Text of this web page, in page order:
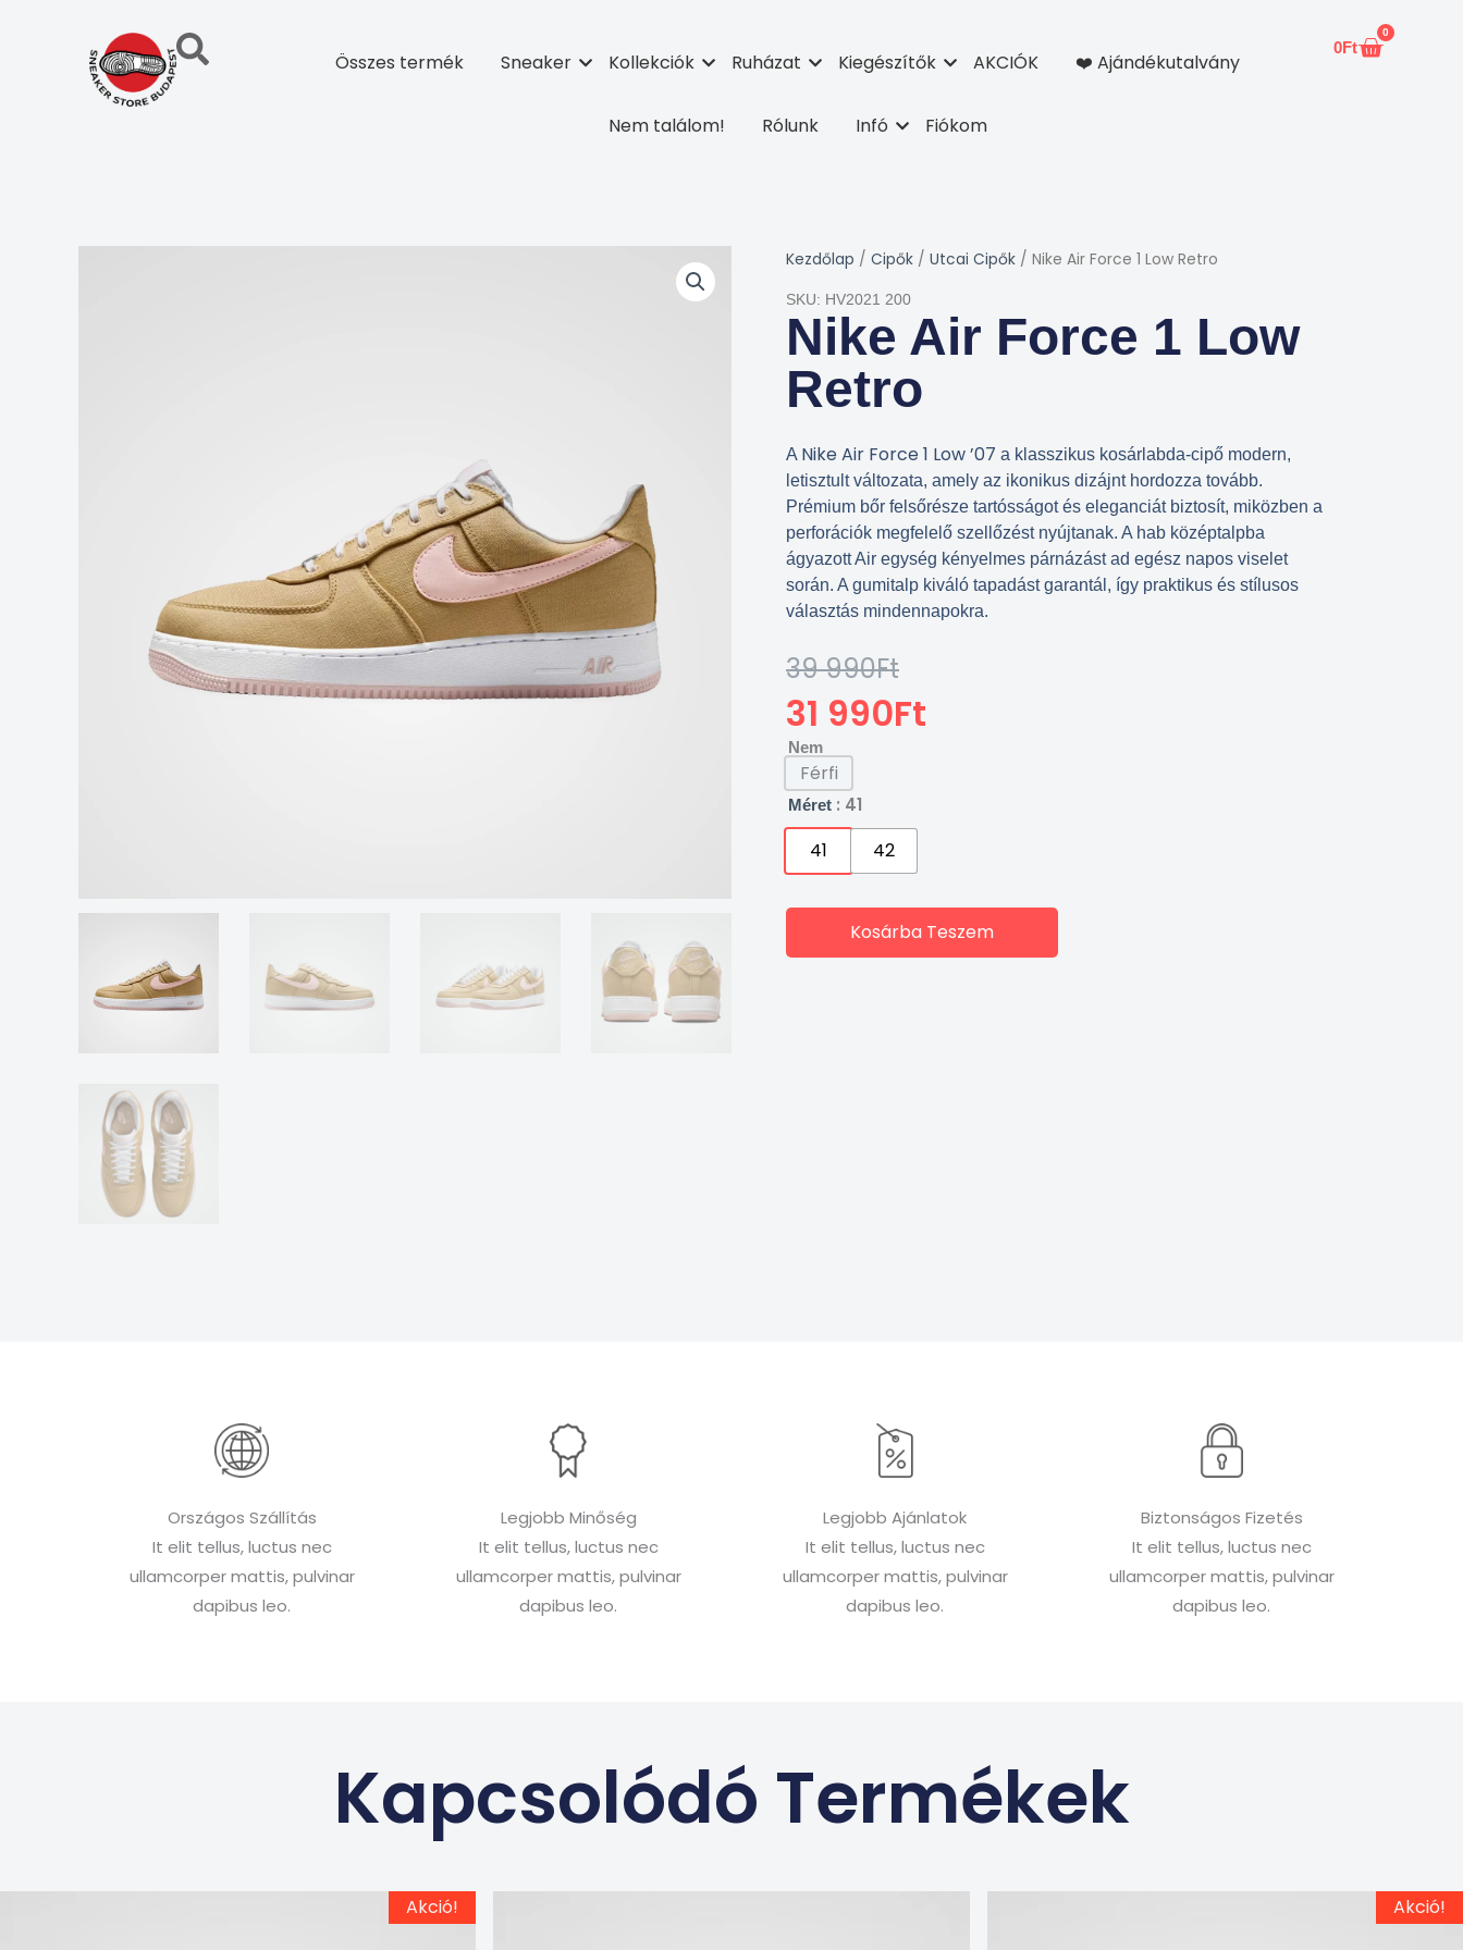
Összes termék Sneaker Kollekciók Ruházat Kiegészítők AKCIÓK ❤️ Ajándékutalvány
Nem találom! Rólunk Infó Fiókom
0Ft
0
Kosár
Kezdőlap / Cipők / Utcai Cipők / Nike Air Force 1 Low Retro
SKU: HV2021 200
Nike Air Force 1 Low
Retro
A Nike Air Force 1 Low ’07 a klasszikus kosárlabda-cipő modern,
letisztult változata, amely az ikonikus dizájnt hordozza tovább.
Prémium bőr felsőrésze tartósságot és eleganciát biztosít, miközben a
perforációk megfelelő szellőzést nyújtanak. A hab középtalpba
ágyazott Air egység kényelmes párnázást ad egész napos viselet
során. A gumitalp kiváló tapadást garantál, így praktikus és stílusos
választás mindennapokra.
39 990Ft
Original
Price
Was:
39
990Ft.
31 990Ft
Current
Price
Is:
31
990Ft.
Nem
Férfi
Méret : 41
41 42
Kosárba Teszem
Országos Szállítás
It elit tellus, luctus nec
ullamcorper mattis, pulvinar
dapibus leo.
Legjobb Minőség
It elit tellus, luctus nec
ullamcorper mattis, pulvinar
dapibus leo.
Legjobb Ajánlatok
It elit tellus, luctus nec
ullamcorper mattis, pulvinar
dapibus leo.
Biztonságos Fizetés
It elit tellus, luctus nec
ullamcorper mattis, pulvinar
dapibus leo.
Kapcsolódó Termékek
Akció! Akció!